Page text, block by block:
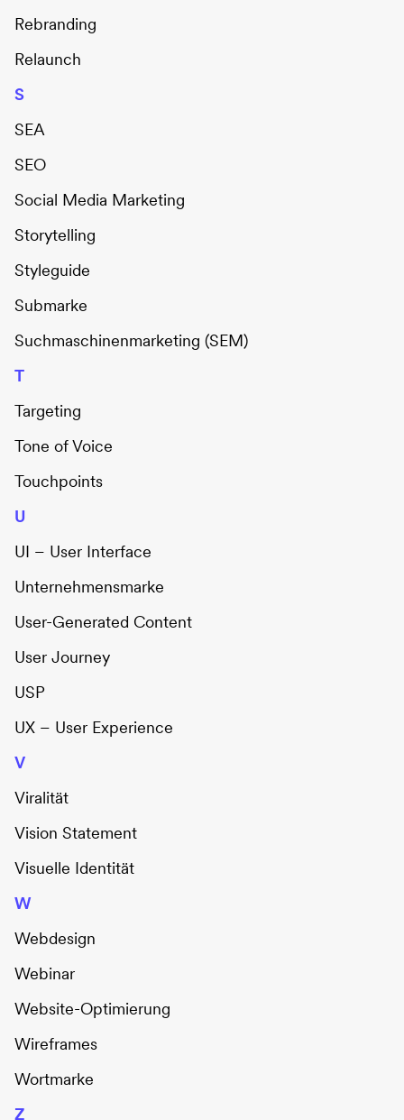
Rebranding
Relaunch
S
SEA
SEO
Social Media Marketing
Storytelling
Styleguide
Submarke
Suchmaschinenmarketing (SEM)
T
Targeting
Tone of Voice
Touchpoints
U
UI – User Interface
Unternehmensmarke
User-Generated Content
User Journey
USP
UX – User Experience
V
Viralität
Vision Statement
Visuelle Identität
W
Webdesign
Webinar
Website-Optimierung
Wireframes
Wortmarke
Z